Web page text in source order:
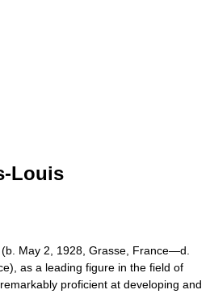
Louis
May 2, 1928, Grasse, France—d.
as a leading figure in the field of
proficient at developing and